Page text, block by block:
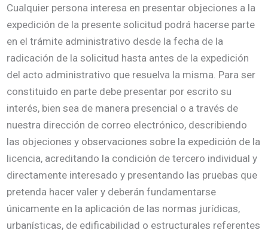
Cualquier persona interesa en presentar objeciones a la
expedición de la presente solicitud podrá hacerse parte
en el trámite administrativo desde la fecha de la
radicación de la solicitud hasta antes de la expedición
del acto administrativo que resuelva la misma. Para ser
constituido en parte debe presentar por escrito su
interés, bien sea de manera presencial o a través de
nuestra dirección de correo electrónico, describiendo
las objeciones y observaciones sobre la expedición de la
licencia, acreditando la condición de tercero individual y
directamente interesado y presentando las pruebas que
pretenda hacer valer y deberán fundamentarse
únicamente en la aplicación de las normas jurídicas,
urbanísticas, de edificabilidad o estructurales referentes